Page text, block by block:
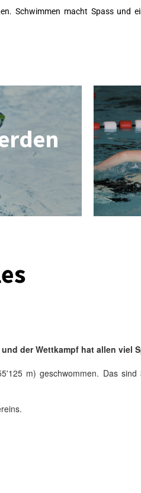
Schwimmen macht Spass und
der Wettkampf hat allen viel
m) geschwommen. Das